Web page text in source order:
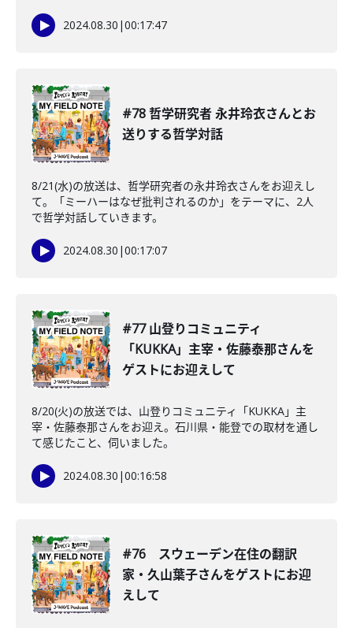
2024.08.30 |00:17:47
#78 哲学研究者 永井玲衣さんとお
送りする哲学対話
8/21(水)の放送は、哲学研究者の永井玲衣さんをお迎えし
て。「ミーハーはなぜ批判されるのか」をテーマに、2人
で哲学対話していきます。
2024.08.30 |00:17:07
#77 山登りコミュニティ
「KUKKA」主宰・佐藤泰那さんを
ゲストにお迎えして
8/20(火)の放送では、山登りコミュニティ「KUKKA」主
宰・佐藤泰那さんをお迎え。石川県・能登での取材を通し
て感じたこと、伺いました。
2024.08.30 |00:16:58
#76 スウェーデン在住の翻訳
家・久山葉子さんをゲストにお迎
えして